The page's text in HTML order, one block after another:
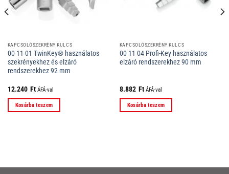
KAPCSOLÓSZEKRÉNY KULCS
00 11 01 TwinKey® használatos
szekrényekhez és elzáró
rendszerekhez 92 mm
12.240 Ft ÁFÁ-val
Kosárba teszem
KAPCSOLÓSZEKRÉNY KULCS
00 11 04 Profi-Key használatos
elzáró rendszerekhez 90 mm
8.882 Ft ÁFÁ-val
Kosárba teszem